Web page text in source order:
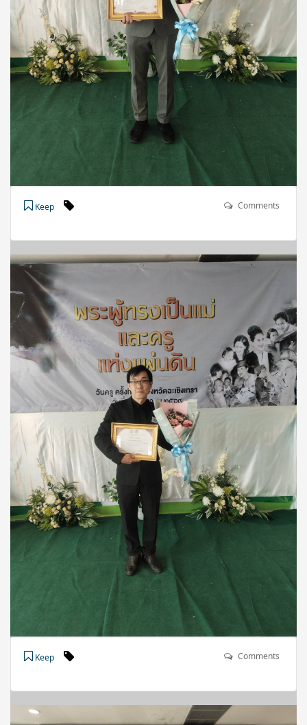
Keep Comments
Keep Comments